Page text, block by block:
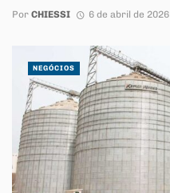
Por CHIESSI 6 de abril de 2026
NEGÓCIOS